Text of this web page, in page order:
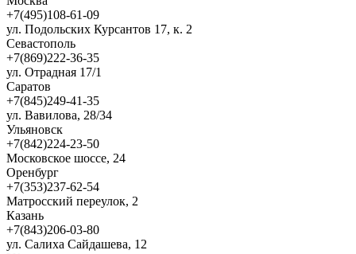
+7(495)108-61-09
ул. Подольских Курсантов 17, к. 2
Севастополь
+7(869)222-36-35
ул. Отрадная 17/1
Саратов
+7(845)249-41-35
ул. Вавилова, 28/34
Ульяновск
+7(842)224-23-50
Московское шоссе, 24
Оренбург
+7(353)237-62-54
Матросский переулок, 2
Казань
+7(843)206-03-80
ул. Салиха Сайдашева, 12